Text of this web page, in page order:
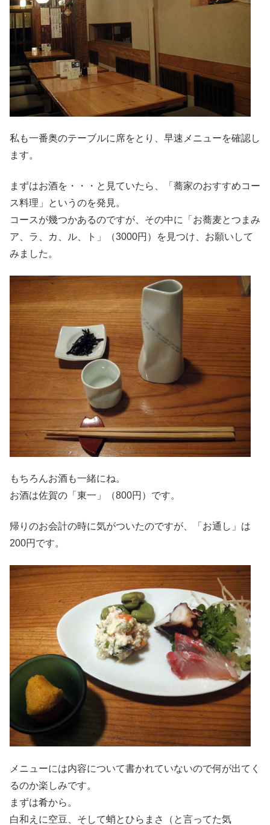
私も一番奥のテーブルに席をとり、早速メニューを確認し
ます。
まずはお酒を・・・と見ていたら、「蕎家のおすすめコー
ス料理」というのを発見。
コースが幾つかあるのですが、その中に「お蕎麦とつまみ
ア、ラ、カ、ル、ト」（3000円）を見つけ、お願いして
みました。
もちろんお酒も一緒にね。
お酒は佐賀の「東一」（800円）です。
帰りのお会計の時に気がついたのですが、「お通し」は
200円です。
メニューには内容について書かれていないので何が出てく
るのか楽しみです。
まずは肴から。
白和えに空豆、そして蛸とひらまさ（と言ってた気